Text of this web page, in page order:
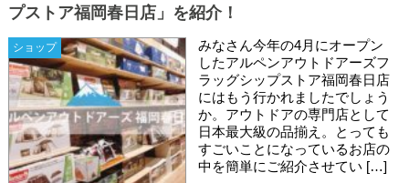
ショップ
プストア福岡春日店」を紹介！
みなさん今年の4月にオープン
したアルペンアウトドアーズフ
ラッグシップストア福岡春日店
にはもう行かれましたでしょう
か。アウトドアの専門店として
日本最大級の品揃え。とっても
すごいことになっているお店の
中を簡単にご紹介させてい […]